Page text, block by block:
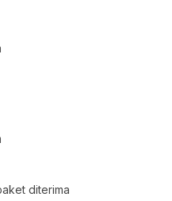
diterima